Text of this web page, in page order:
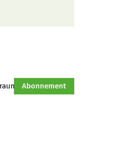
Hof-Management
Abonnement